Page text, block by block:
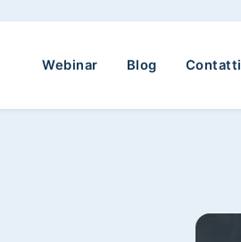
Webinar Blog Contatti